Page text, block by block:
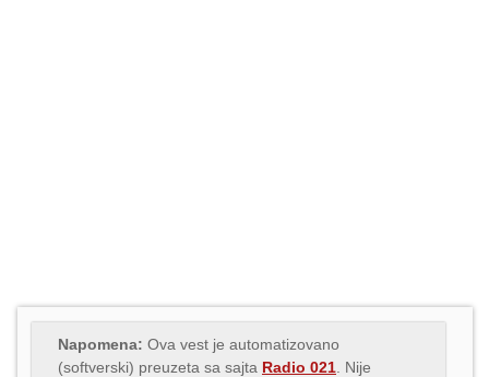
Napomena: Ova vest je automatizovano
(softverski) preuzeta sa sajta Radio 021 . Nije